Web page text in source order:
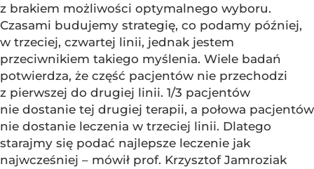
z brakiem możliwości optymalnego wyboru.
Czasami budujemy strategię, co podamy później,
w trzeciej, czwartej linii, jednak jestem
przeciwnikiem takiego myślenia. Wiele badań
potwierdza, że część pacjentów nie przechodzi
z pierwszej do drugiej linii. 1/3 pacjentów
nie dostanie tej drugiej terapii, a połowa pacjentów
nie dostanie leczenia w trzeciej linii. Dlatego
starajmy się podać najlepsze leczenie jak
najwcześniej – mówił prof. Krzysztof Jamroziak